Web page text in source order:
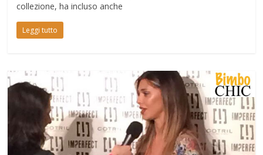
collezione, ha incluso anche
Leggi tutto